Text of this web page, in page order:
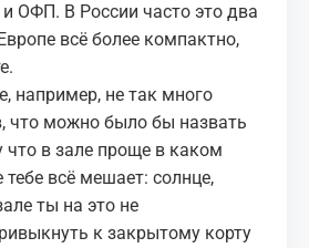
ОФП. В России часто это два
всё более компактно,
например, не так много
что можно было бы назвать
в зале проще в каком
всё мешает: солнце,
ты на это не
к закрытому корту